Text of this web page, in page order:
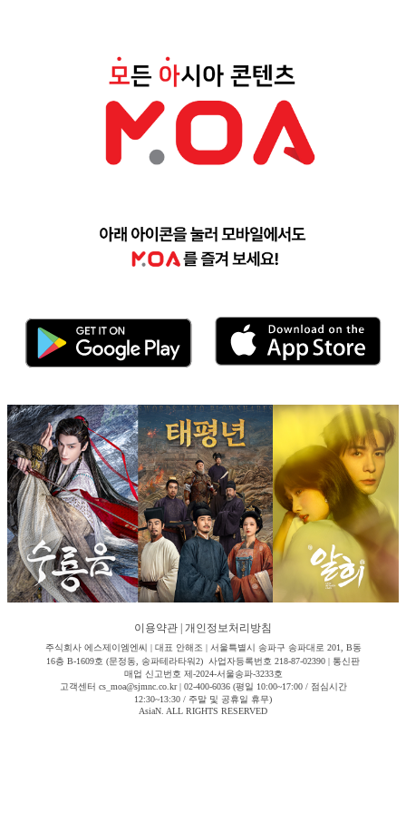
이용약관 개인정보처리방침
주식회사 에스제이엠엔씨 | 대표 안해조 | 서울특별시 송파구 송파대로 201, B동
16층 B-1609호 (문정동, 송파테라타워2) 사업자등록번호 218-87-02390 | 통신판
매업 신고번호 제-2024-서울송파-3233호
고객센터 cs_moa@sjmnc.co.kr | 02-400-6036 (평일 10:00~17:00 / 점심시간
12:30~13:30 / 주말 및 공휴일 휴무)
AsiaN. ALL RIGHTS RESERVED